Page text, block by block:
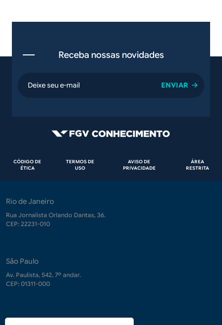
Receba nossas novidades
email
Rodapé
CÓDIGO DE
ÉTICA
TERMOS DE
USO
AVISO DE
PRIVACIDADE
ÁREA
RESTRITA
Rio de Janeiro
Rua Jornalista Orlando Dantas, 36.
CEP: 22231-010
São Paulo
Av. Paulista, 542, 7º andar.
CEP: 01311-000
Contrate-nos